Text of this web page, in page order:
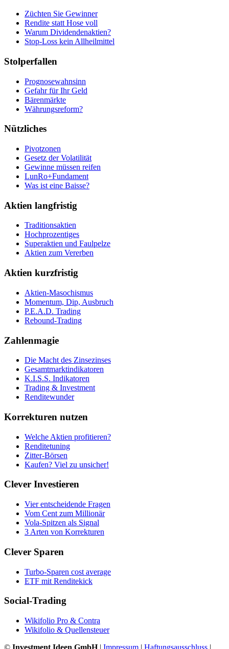
Züchten Sie Gewinner
Rendite statt Hose voll
Warum Dividendenaktien?
Stop-Loss kein Allheilmittel
Stolperfallen
Prognosewahnsinn
Gefahr für Ihr Geld
Bärenmärkte
Währungsreform?
Nützliches
Pivotzonen
Gesetz der Volatilität
Gewinne müssen reifen
LunRo+Fundament
Was ist eine Baisse?
Aktien langfristig
Traditionsaktien
Hochprozentiges
Superaktien und Faulpelze
Aktien zum Vererben
Aktien kurzfristig
Aktien-Masochismus
Momentum, Dip, Ausbruch
P.E.A.D. Trading
Rebound-Trading
Zahlenmagie
Die Macht des Zinsezinses
Gesamtmarktindikatoren
K.I.S.S. Indikatoren
Trading & Investment
Renditewunder
Korrekturen nutzen
Welche Aktien profitieren?
Renditetuning
Zitter-Börsen
Kaufen? Viel zu unsicher!
Clever Investieren
Vier entscheidende Fragen
Vom Cent zum Millionär
Vola-Spitzen als Signal
3 Arten von Korrekturen
Clever Sparen
Turbo-Sparen cost average
ETF mit Renditekick
Social-Trading
Wikifolio Pro & Contra
Wikifolio & Quellensteuer
© Investment Ideen GmbH| Impressum | Haftungsausschluss |